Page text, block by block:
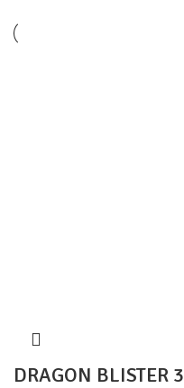
DRAGON BLISTER 3